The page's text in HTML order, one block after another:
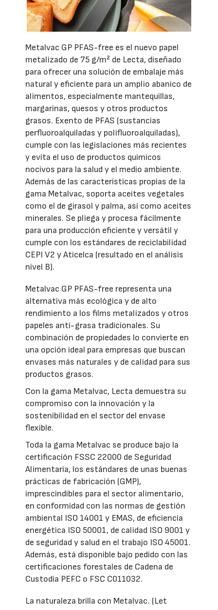
Metalvac GP PFAS-free es el nuevo papel
metalizado de 75 g/m² de Lecta, diseñado
para ofrecer una solución de embalaje más
natural y eficiente para un amplio abanico de
alimentos, especialmente mantequillas,
margarinas, quesos y otros productos
grasos. Exento de PFAS (sustancias
perfluoroalquiladas y polifluoroalquiladas),
cumple con las legislaciones más recientes
y evita el uso de productos químicos
nocivos para la salud y el medio ambiente.
Además de las características propias de la
gama Metalvac, soporta aceites vegetales
como el de girasol y palma, así como aceites
minerales. Se pliega y procesa fácilmente
para una producción eficiente y versátil y
cumple con los estándares de reciclabilidad
CEPI V2 y Aticelca (resultado en el análisis
nivel B).
Metalvac GP PFAS-free representa una
alternativa más ecológica y de alto
rendimiento a los films metalizados y otros
papeles anti-grasa tradicionales. Su
combinación de propiedades lo convierte en
una opción ideal para empresas que buscan
envases más naturales y de calidad para sus
productos grasos.
Con la gama Metalvac, Lecta demuestra su
compromiso con la innovación y la
sostenibilidad en el sector del envase
flexible.
Toda la gama Metalvac se produce bajo la
certificación FSSC 22000 de Seguridad
Alimentaria, los estándares de unas buenas
prácticas de fabricación (GMP),
imprescindibles para el sector alimentario,
en conformidad con las normas de gestión
ambiental ISO 14001 y EMAS, de eficiencia
energética ISO 50001, de calidad ISO 9001 y
de seguridad y salud en el trabajo ISO 45001.
Además, está disponible bajo pedido con las
certificaciones forestales de Cadena de
Custodia PEFC o FSC C011032.
La naturaleza brilla con Metalvac. (Let